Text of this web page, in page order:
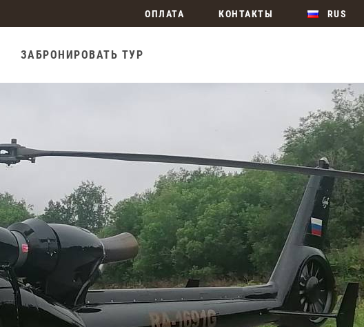
ОПЛАТА КОНТАКТЫ RUS
ЗАБРОНИРОВАТЬ ТУР